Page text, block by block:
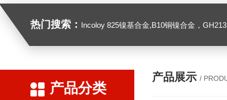
热门搜索： Incoloy 825镍基合金,B10铜镍合金，GH2132高温合金，C276
产品分类
产品展示 /